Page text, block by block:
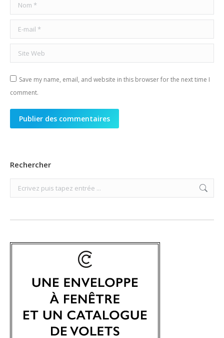
E-mail *
Site Web
Save my name, email, and website in this browser for the next time I
comment.
Publier des commentaires
Rechercher
Search: